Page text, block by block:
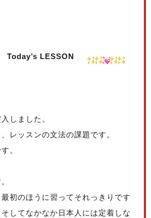
Today’s LESSON
しました。
レッスンの文法の課題です。
。
初のほうに習ってそれっきりです
してなかなか日本人には定着しな